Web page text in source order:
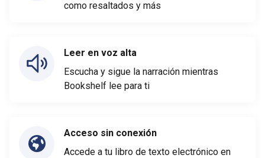
como resaltados y más
Leer en voz alta
Escucha y sigue la narración mientras
Bookshelf lee para ti
Acceso sin conexión
Accede a tu libro de texto electrónico en